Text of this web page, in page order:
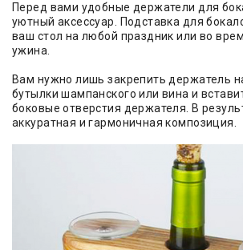
Перед вами удобные держатели для
уютный аксессуар. Подставка для
ваш стол на любой праздник или во
ужина.
Вам нужно лишь закрепить держатель
бутылки шампанского или вина и
боковые отверстия держателя. В
аккуратная и гармоничная композиция.